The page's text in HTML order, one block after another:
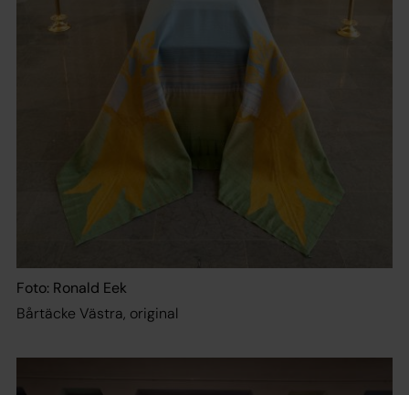
Foto: Ronald Eek
Bårtäcke Västra, original